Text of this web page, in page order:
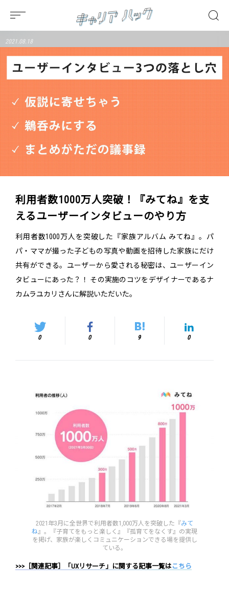
2021.08.18
利用者数1000万人突破！『みてね』を支
えるユーザーインタビューのやり方
利用者数1000万人を突破した『家族アルバム みてね』。パ
パ・ママが撮った子どもの写真や動画を招待した家族にだけ
共有ができる。ユーザーから愛される秘密は、ユーザーイン
タビューにあった？！ その実施のコツをデザイナーであるナ
カムラユカリさんに解説いただいた。
0 0 9 0
2021年3月に全世界で利用者数1,000万人を突破した『みて
ね 』。『子育てをもっと楽しく』『孤育てをなくす』の実現
を掲げ、家族が楽しくコミュニケーションできる場を提供し
ている。
>>>［関連記事］「UXリサーチ」に関する記事一覧は こちら